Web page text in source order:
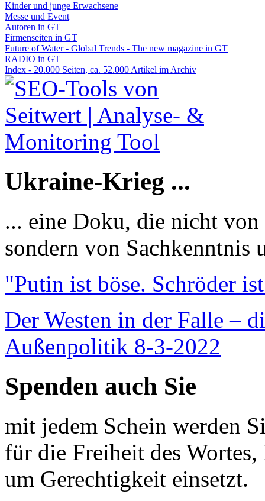
Kinder und junge Erwachsene
Messe und Event
Autoren in GT
Firmenseiten in GT
Future of Water - Global Trends - The new magazine in GT
RADIO in GT
Index - 20.000 Seiten, ca. 52.000 Artikel im Archiv
Ukraine-Krieg ...
... eine Doku, die nicht
sondern von Sachkenntnis
"Putin ist böse. Schröder
Der Westen in der Falle –
Außenpolitik 8-3-2022
Spenden auch Sie
mit jedem Schein werden
für die Freiheit des
um Gerechtigkeit einsetzt.